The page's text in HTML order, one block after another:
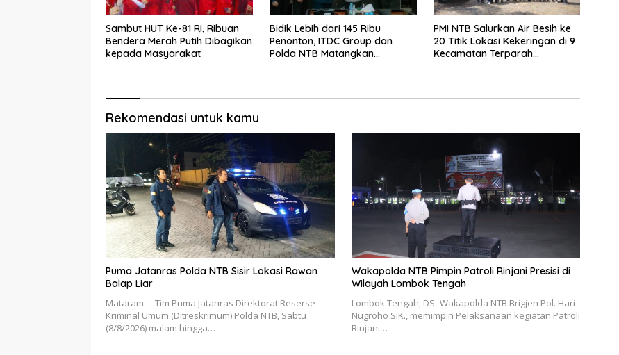
Sambut HUT Ke-81 RI, Ribuan
Bendera Merah Putih Dibagikan
kepada Masyarakat
Bidik Lebih dari 145 Ribu
Penonton, ITDC Group dan
Polda NTB Matangkan
PMI NTB Salurkan Air Besih ke
20 Titik Lokasi Kekeringan di 9
Kecamatan Terparah
Rekomendasi untuk kamu
Puma Jatanras Polda NTB Sisir Lokasi Rawan
Balap Liar
Mataram— Tim Puma Jatanras Direktorat Reserse
Kriminal Umum (Ditreskrimum) Polda NTB, Sabtu
(8/8/2026) malam hingga…
Wakapolda NTB Pimpin Patroli Rinjani Presisi di
Wilayah Lombok Tengah
Lombok Tengah, DS- Wakapolda NTB Brigjen Pol. Hari
Nugroho SIK., memimpin Pelaksanaan kegiatan Patroli
Rinjani…